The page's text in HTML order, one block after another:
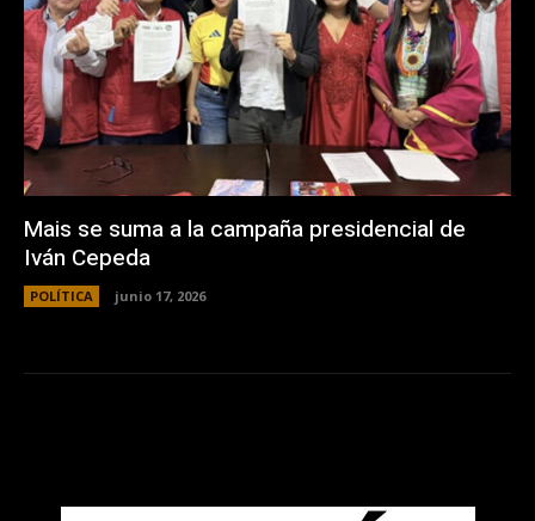
Mais se suma a la campaña presidencial de
Iván Cepeda
POLÍTICA junio 17, 2026